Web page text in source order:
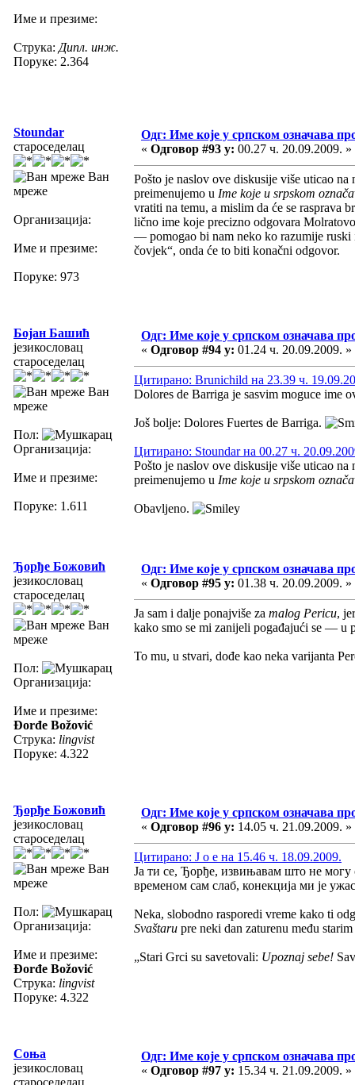
Име и презиме:
Струка: Дипл. инж.
Поруке: 2.364
Stoundar
староседелац
Ван
мреже
Организација:
Име и презиме:
Поруке: 973
Одг: Име које у српском означава
« Одговор #93 у: 00.27 ч. 20.09.2009. »
Pošto je naslov ove diskusije više uticao
preimenujemo u Ime koje u srpskom
vratiti na temu, a mislim da će se rasprava
lično ime koje precizno odgovara
— pomogao bi nam neko ko razumije ruski
čovjek“, onda će to biti konačni odgovor.
Бојан Башић
језикословац
староседелац
Ван
мреже
Пол:
Организација:
Име и презиме:
Поруке: 1.611
Одг: Име које у српском означава
« Одговор #94 у: 01.24 ч. 20.09.2009. »
Цитирано: Brunichild на 23.39 ч.
Dolores de Barriga je sasvim moguce ime
Još bolje: Dolores Fuertes de Barriga.
Цитирано: Stoundar на 00.27 ч.
Pošto je naslov ove diskusije više uticao
preimenujemo u Ime koje u srpskom
Obavljeno.
Ђорђе Божовић
језикословац
староседелац
Ван
мреже
Пол:
Организација:
Име и презиме:
Đorđe Božović
Струка: lingvist
Поруке: 4.322
Одг: Име које у српском означава
« Одговор #95 у: 01.38 ч. 20.09.2009. »
Ja sam i dalje ponajviše za malog Pericu,
kako smo se mi zanijeli pogađajući se — u
To mu, u stvari, dođe kao neka varijanta
Ђорђе Божовић
језикословац
староседелац
Ван
мреже
Пол:
Организација:
Име и презиме:
Đorđe Božović
Струка: lingvist
Поруке: 4.322
Одг: Име које у српском означава
« Одговор #96 у: 14.05 ч. 21.09.2009. »
Цитирано: J o e на 15.46 ч. 18.09.2009.
Ја ти се, Ђорђе, извињавам што не могу
временом сам слаб, конекција ми је
Neka, slobodno rasporedi vreme kako ti
Svaštaru pre neki dan zaturenu među
„Stari Grci su savetovali: Upoznaj sebe!
Соња
језикословац
староседелац
Одг: Име које у српском означава
« Одговор #97 у: 15.34 ч. 21.09.2009. »